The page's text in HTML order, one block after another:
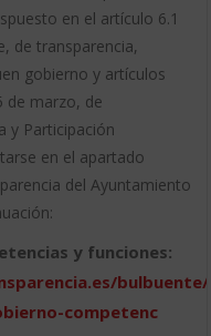
en el artículo 6.1
de transparencia,
gobierno y artículos
de marzo, de
y Participación
en el apartado
del Ayuntamiento
y funciones:
competenc